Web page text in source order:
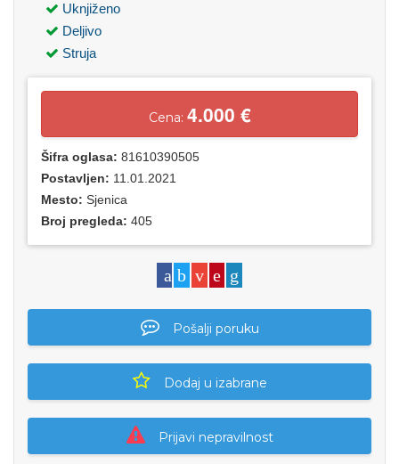
Uknjiženo
Deljivo
Struja
Cena: 4.000 €
Šifra oglasa: 81610390505
Postavljen: 11.01.2021
Mesto: Sjenica
Broj pregleda: 405
Pošalji poruku
Dodaj u izabrane
Prijavi nepravilnost